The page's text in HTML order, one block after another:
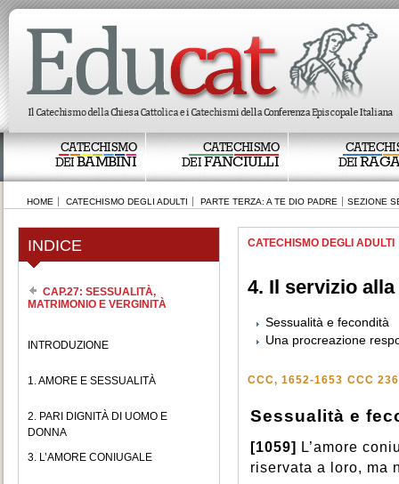
CATECHISMO
DEIBAMBINI
CATECHISMO
DEIFANCIULLI
DEI
HOME CATECHISMO DEGLI ADULTI PARTE TERZA: A TE DIO PADRE SEZIONE
INDICE
CAP.27: SESSUALITÀ,
MATRIMONIO E VERGINITÀ
INTRODUZIONE
1. AMORE E SESSUALITÀ
2. PARI DIGNITÀ DI UOMO E
DONNA
3. L’AMORE CONIUGALE
CATECHISMO DEGLI ADULTI
4. Il servizio
Sessualità e fecondità
Una procreazione
CCC, 1652-1653 CCC
Sessualità e
[1059]
L’amore
riservata a loro, ma